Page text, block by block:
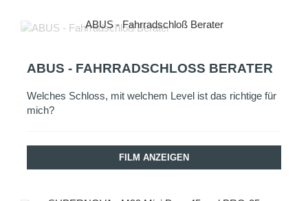
ABUS - Fahrradschloß Berater
ABUS - FAHRRADSCHLOSS BERATER
Welches Schloss, mit welchem Level ist das richtige für
mich?
FILM ANZEIGEN